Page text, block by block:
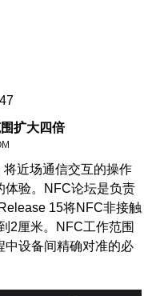
扩大四倍
近场通信交互的操作
体验。NFC论坛是负责
15将NFC非接触
2厘米。NFC工作范围
中设备间精确对准的必